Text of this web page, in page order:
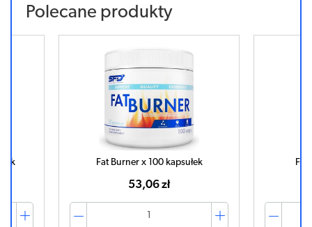
Polecane produkty
Fat Burner x 100 kapsułek
53,06 zł
Fat